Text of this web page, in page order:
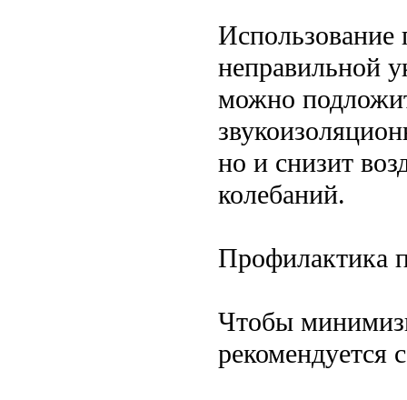
Использование
неправильной
можно
но и снизит
колебаний.
Профилактика
Чтобы
рекомендуется